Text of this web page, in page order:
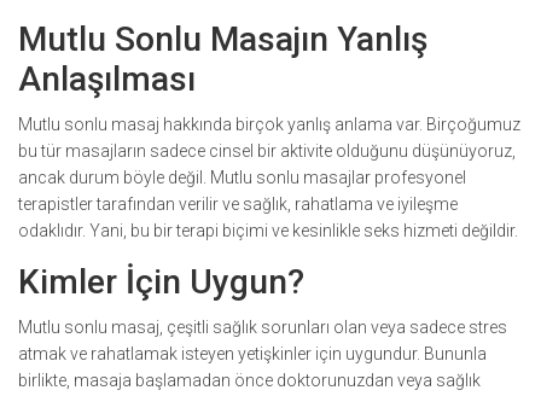
Mutlu Sonlu Masajın Yanlış
Anlaşılması
Mutlu sonlu masaj hakkında birçok yanlış anlama var. Birçoğumuz
bu tür masajların sadece cinsel bir aktivite olduğunu düşünüyoruz,
ancak durum böyle değil. Mutlu sonlu masajlar profesyonel
terapistler tarafından verilir ve sağlık, rahatlama ve iyileşme
odaklıdır. Yani, bu bir terapi biçimi ve kesinlikle seks hizmeti değildir.
Kimler İçin Uygun?
Mutlu sonlu masaj, çeşitli sağlık sorunları olan veya sadece stres
atmak ve rahatlamak isteyen yetişkinler için uygundur. Bununla
birlikte, masaja başlamadan önce doktorunuzdan veya sağlık